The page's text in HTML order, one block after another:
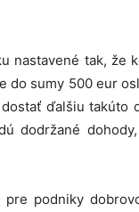
nastavené tak,
do sumy 500 eur
ďalšiu takúto
dodržané
podniky